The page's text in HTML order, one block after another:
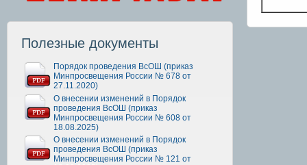
Полезные документы
Порядок проведения ВсОШ (приказ
Минпросвещения России № 678 от
27.11.2020)
О внесении изменений в Порядок
проведения ВсОШ (приказ
Минпросвещения России № 608 от
18.08.2025)
О внесении изменений в Порядок
проведения ВсОШ (приказ
Минпросвещения России № 121 от